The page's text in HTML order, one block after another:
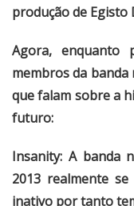
produção de Egisto
Agora, enquanto
membros da banda
que falam sobre a
futuro:
Insanity: A banda
2013 realmente
inativo por tanto